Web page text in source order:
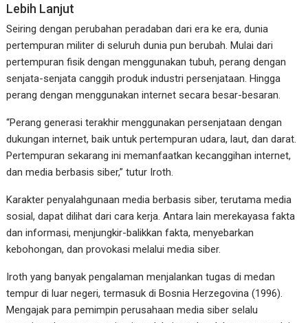
Lebih Lanjut
Seiring dengan perubahan peradaban dari era ke era, dunia
pertempuran militer di seluruh dunia pun berubah. Mulai dari
pertempuran fisik dengan menggunakan tubuh, perang dengan
senjata-senjata canggih produk industri persenjataan. Hingga
perang dengan menggunakan internet secara besar-besaran.
“Perang generasi terakhir menggunakan persenjataan dengan
dukungan internet, baik untuk pertempuran udara, laut, dan darat.
Pertempuran sekarang ini memanfaatkan kecanggihan internet,
dan media berbasis siber,” tutur Iroth.
Karakter penyalahgunaan media berbasis siber, terutama media
sosial, dapat dilihat dari cara kerja. Antara lain merekayasa fakta
dan informasi, menjungkir-balikkan fakta, menyebarkan
kebohongan, dan provokasi melalui media siber.
Iroth yang banyak pengalaman menjalankan tugas di medan
tempur di luar negeri, termasuk di Bosnia Herzegovina (1996).
Mengajak para pemimpin perusahaan media siber selalu